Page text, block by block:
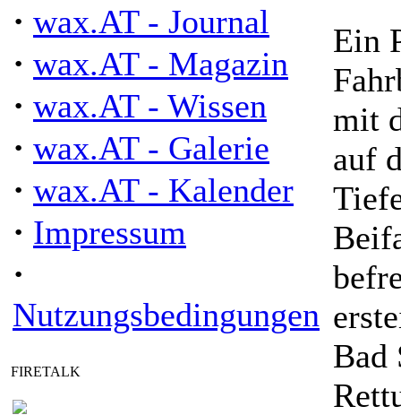
· wax.AT - Journal
· wax.AT - Magazin
· wax.AT - Wissen
· wax.AT - Galerie
· wax.AT - Kalender
· Impressum
·
Nutzungsbedingungen
FIRETALK
Ein
mit
auf
Bad